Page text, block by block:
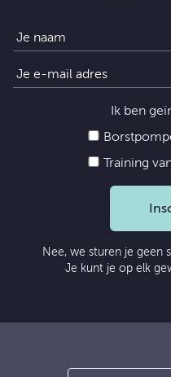
Ik ben
Training
Nee, we sturen je geen
Je kunt je op elk